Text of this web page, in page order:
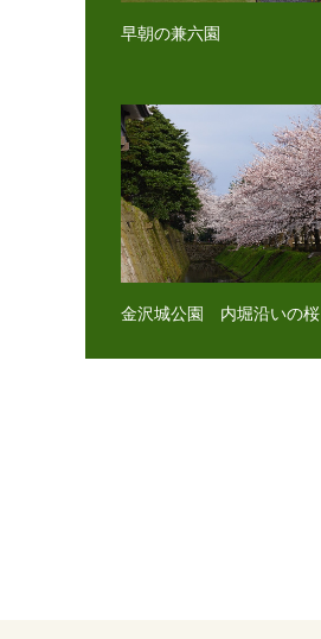
早朝の兼六園
金沢城公園 内堀沿いの桜